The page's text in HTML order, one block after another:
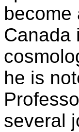
become
Canada
he is
several